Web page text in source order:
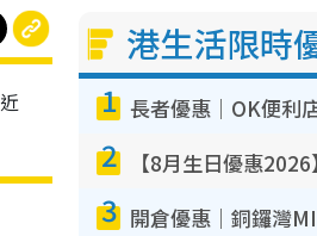
港生活限時
1
2
3